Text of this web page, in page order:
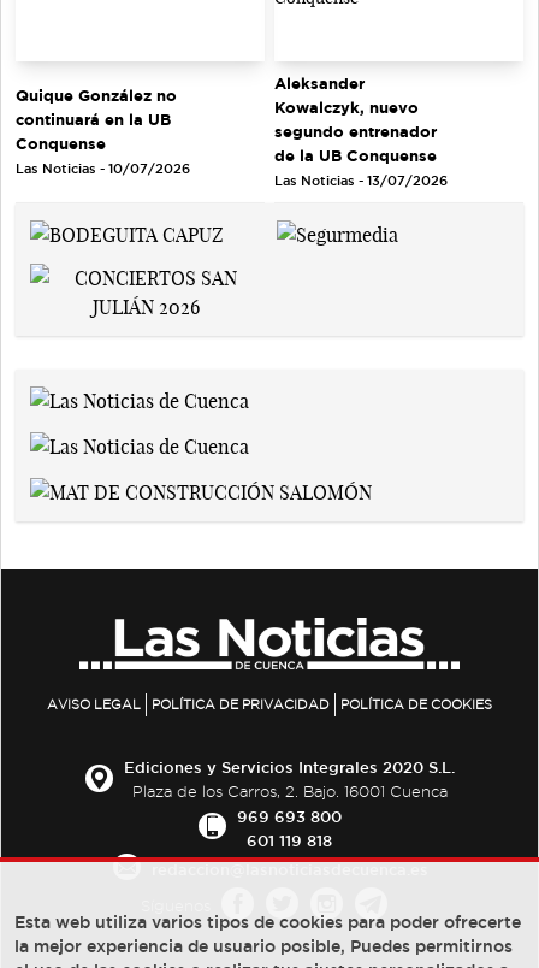
Quique González no
continuará en la UB
Conquense
Las Noticias - 10/07/2026
Aleksander
Kowalczyk, nuevo
segundo entrenador
de la UB Conquense
Las Noticias - 13/07/2026
AVISO LEGAL POLÍTICA DE PRIVACIDAD POLÍTICA DE COOKIES
Ediciones y Servicios Integrales 2020 S.L.
Plaza de los Carros, 2. Bajo. 16001 Cuenca
969 693 800
601 119 818
Esta web utiliza varios tipos de cookies para poder ofrecerte
la mejor experiencia de usuario posible, Puedes permitirnos